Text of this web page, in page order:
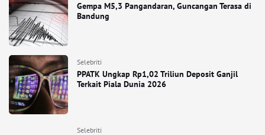
Gempa M5,3 Pangandaran, Guncangan Terasa di
Bandung
Selebriti
PPATK Ungkap Rp1,02 Triliun Deposit Ganjil
Terkait Piala Dunia 2026
Selebriti